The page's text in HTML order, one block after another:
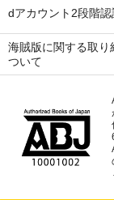
dアカウント2段階認
海賊版に関する取り
ついて